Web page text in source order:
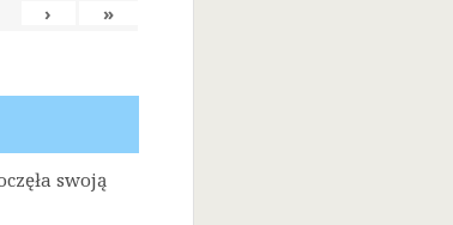
› »
swoją